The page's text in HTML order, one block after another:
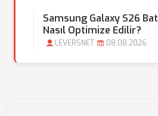
Samsung Galaxy S26
Nasıl Optimize Edilir?
LEVERSNET 08.08.2026